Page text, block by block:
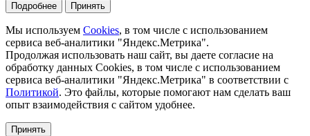
Подробнее Принять
Мы используем Cookies, в том числе с использованием
сервиса веб-аналитики "Яндекс.Метрика".
Продолжая использовать наш сайт, вы даете согласие на
обработку данных Cookies, в том числе с использованием
сервиса веб-аналитики "Яндекс.Метрика" в соответствии с
Политикой. Это файлы, которые помогают нам сделать ваш
опыт взаимодействия с сайтом удобнее.
Принять